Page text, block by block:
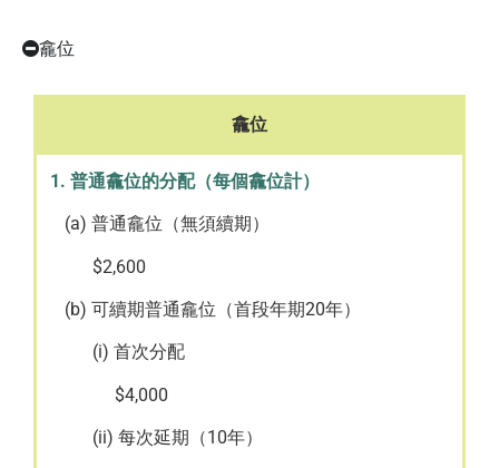
龕位
龕位
1. 普通龕位的分配（每個龕位計）
(a) 普通龕位（無須續期）
$2,600
(b) 可續期普通龕位（首段年期20年）
(i) 首次分配
$4,000
(ii) 每次延期（10年）